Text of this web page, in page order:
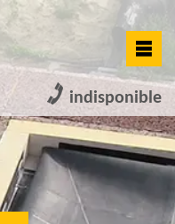
indisponible